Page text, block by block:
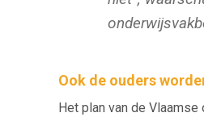
Ook de ouders
Het plan van de